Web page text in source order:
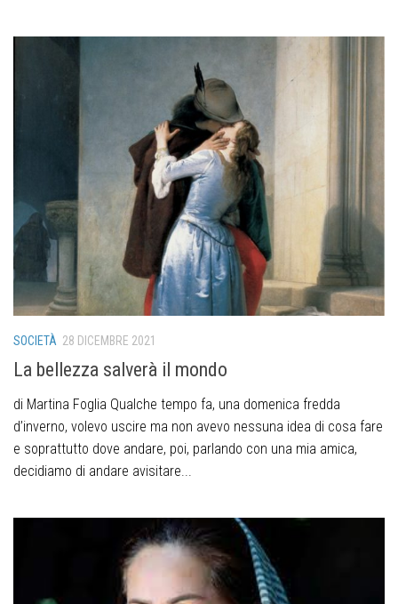
SOCIETÀ 28 DICEMBRE 2021
La bellezza salverà il mondo
di Martina Foglia Qualche tempo fa, una domenica fredda
d’inverno, volevo uscire ma non avevo nessuna idea di cosa fare
e soprattutto dove andare, poi, parlando con una mia amica,
decidiamo di andare avisitare...